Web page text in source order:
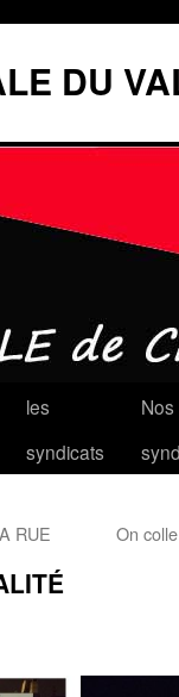
DU
les
syndicats
RUE On